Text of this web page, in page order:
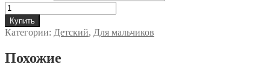
Количество
товара
Сет
№558
Купить
Категории: Детский, Для мальчиков
Похожие